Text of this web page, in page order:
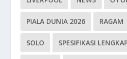
PIALA DUNIA 2026 RAGAM
SOLO SPESIFIKASI